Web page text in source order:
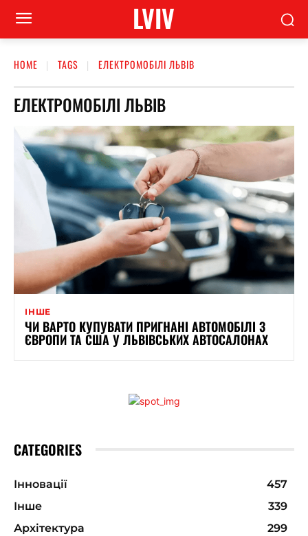
LVIV
HOME TAGS ЕЛЕКТРОМОБІЛІ ЛЬВІВ
ЕЛЕКТРОМОБІЛІ ЛЬВІВ
ІНШЕ
ЧИ ВАРТО КУПУВАТИ ПРИГНАНІ АВТОМОБІЛІ З
ЄВРОПИ ТА США У ЛЬВІВСЬКИХ АВТОСАЛОНАХ
CATEGORIES
Інновації
457
Інше
339
Архітектура
299